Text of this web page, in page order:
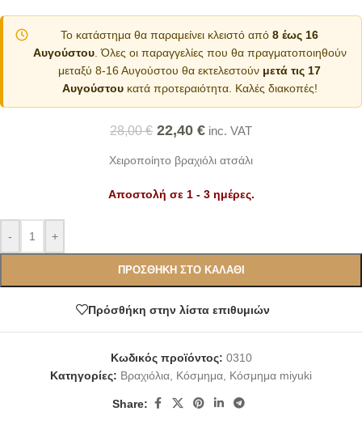
Το κατάστημα θα παραμείνει κλειστό από 8 έως 16
Αυγούστου. Όλες οι παραγγελίες που θα πραγματοποιηθούν
μεταξύ 8-16 Αυγούστου θα εκτελεστούν μετά τις 17
Αυγούστουκατά προτεραιότητα. Καλές διακοπές!
28,00€ 22,40 € inc. VAT
Χειροποίητο βραχιόλι ατσάλι
Αποστολή σε 1 - 3 ημέρες.
- +
ΠΡΟΣΘΉΚΗ ΣΤΟ ΚΑΛΆΘΙ
Πρόσθήκη στην λίστα επιθυμιών
Κωδικός προϊόντος: 0310
Κατηγορίες: Βραχιόλια, Κόσμημα, Κόσμημα miyuki
Share: